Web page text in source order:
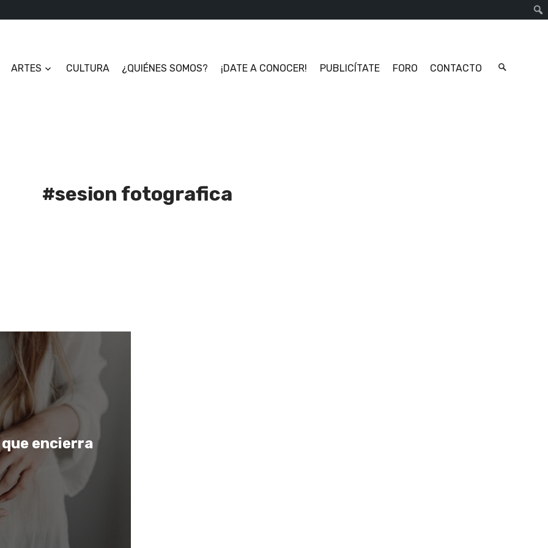
ARTES
CULTURA ¿QUIÉNES SOMOS? ¡DATE A CONOCER! PUBLICÍTATE FORO CONTACTO
#sesion fotografica
encierra